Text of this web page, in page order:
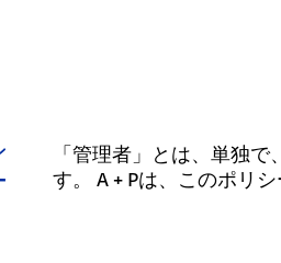
「管理者」とは、単独
す。 A + Pは、このポリ